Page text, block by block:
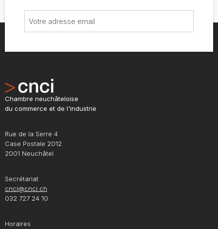
Chambre neuchâteloise
du commerce et de l'industrie
Rue de la Serre 4
Case Postale 2012
2001 Neuchâtel
Secrétariat
cnci@cnci.ch
032 727 24 10
Horaires